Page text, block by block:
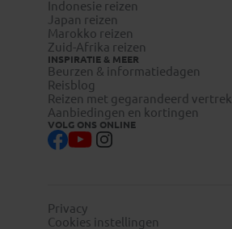
Indonesie reizen
Japan reizen
Marokko reizen
Zuid-Afrika reizen
INSPIRATIE & MEER
Beurzen & informatiedagen
Reisblog
Reizen met gegarandeerd vertrek
Aanbiedingen en kortingen
VOLG ONS ONLINE
Privacy
Cookies instellingen